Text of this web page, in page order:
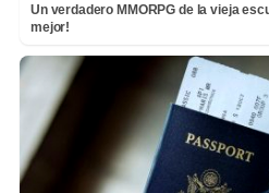
Un verdadero MMORPG de la vieja
mejor!